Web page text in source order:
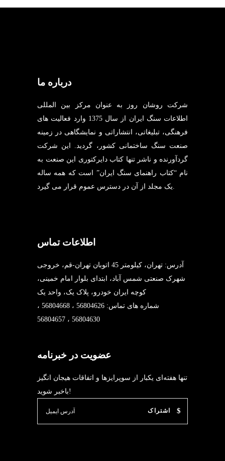
درباره ما
شرکت روشان روز به عنوان مرکز بین المللی
اطلاعات سنگ ایران از سال 1375 وارد فعالیت های
فرهنگی، تبلیغاتی، انتشاراتی و نمایشگاهی در زمینه
صنعت سنگ ساختمانی کشور، گردید. این شرکت
گردآورنده و ناشر تنها کتاب دایرکتوری این صنعت به
نام “کتاب راهنمای سنگ ایران” است که همه ساله
یک مجلد از آن در دسترس عموم قرار می گیرد.
اطلاعات تماس
آدرس: تهران، کیلومتر 45 اتوبان تهران-قم، خروجی
شهرک صنعتی شمس آباد، ابتدای بلوار امام خمینی،
کوچه ایران خودرو، پلاک یک، واحد یک
شماره های تماس: 56804626 ، 56804668 ،
56804630 ، 56804657
عضویت در خبرنامه
تنها هفته‌ای یکبار از سوپرایزها و اتفاقات هیجان انگیز
باخبر شوید!
اشتراک